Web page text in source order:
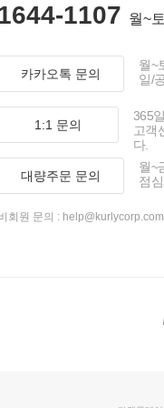
1107 월~
카카오톡 문의
월~
일/
1:1 문의
365일
고객
다.
대량주문 문의
월~
점
회원 문의 : help@kurlycorp.com